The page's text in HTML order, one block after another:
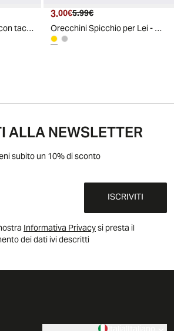
Sandalo oro laminato con tacco 70 mm - Platino
Prezzo attuale
3.00€ Prezzo originale
5.99€
Orecchini Spicchio per Lei - Oro rosa
ALLA NEWSLETTER
subito un 10% di sconto
ISCRIVITI
Informativa Privacysi presta il
dei dati ivi descritti